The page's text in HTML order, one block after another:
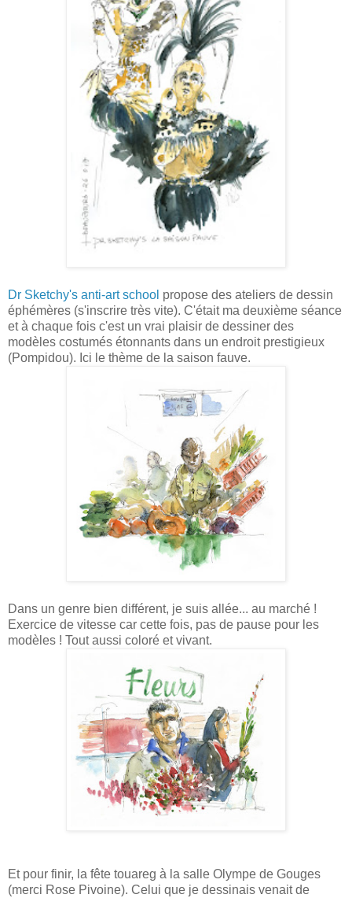
Dr Sketchy's anti-art school propose des ateliers de dessin
éphémères (s'inscrire très vite). C'était ma deuxième séance
et à chaque fois c'est un vrai plaisir de dessiner des
modèles costumés étonnants dans un endroit prestigieux
(Pompidou). Ici le thème de la saison fauve.
Dans un genre bien différent, je suis allée... au marché !
Exercice de vitesse car cette fois, pas de pause pour les
modèles ! Tout aussi coloré et vivant.
Et pour finir, la fête touareg à la salle Olympe de Gouges
(merci Rose Pivoine). Celui que je dessinais venait de